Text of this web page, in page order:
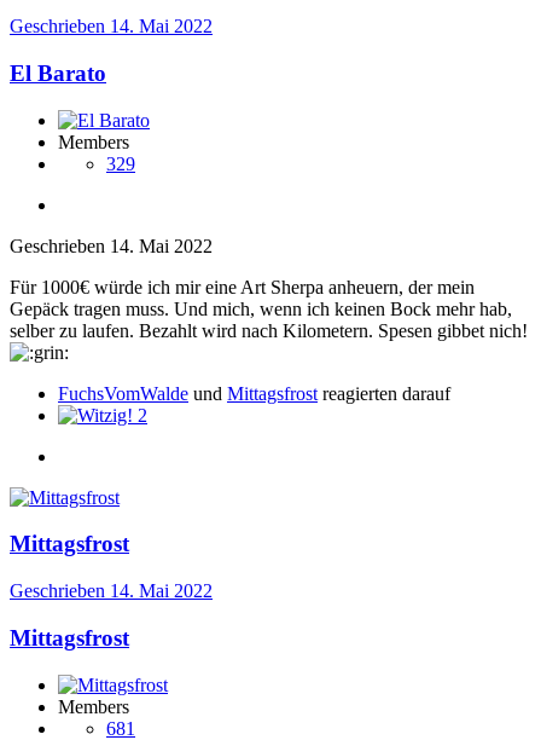
Geschrieben 14. Mai 2022
El Barato
Members
329
Geschrieben 14. Mai 2022
Für 1000€ würde ich mir eine Art Sherpa anheuern, der mein
Gepäck tragen muss. Und mich, wenn ich keinen Bock mehr hab,
selber zu laufen. Bezahlt wird nach Kilometern. Spesen gibbet nich!
FuchsVomWalde und Mittagsfrost reagierten darauf
2
Mittagsfrost
Geschrieben 14. Mai 2022
Mittagsfrost
Members
681